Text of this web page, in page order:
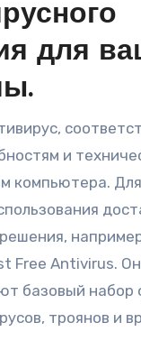
для
и
компьютера.
Free Antivirus.
базовый набор
троянов и